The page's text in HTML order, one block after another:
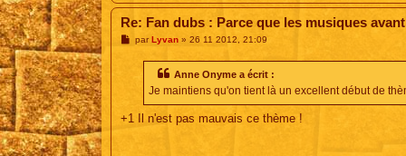
Re: Fan dubs : Parce que les musiques
MparLyvan» 26 11 2012, 21:09
Anne Onyme a écrit :
Je maintiens qu'on tient là un excellent début de
+1 Il n'est pas mauvais ce thème !